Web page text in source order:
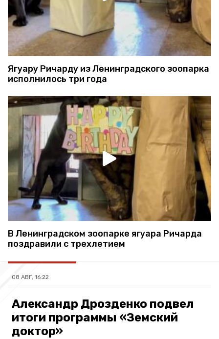
Ягуару Ричарду из Ленинградского зоопарка
исполнилось три года
В Ленинградском зоопарке ягуара Ричарда
поздравили с трехлетием
08 АВГ, 16:22
Александр Дрозденко подвел
итоги программы «Земский
доктор»